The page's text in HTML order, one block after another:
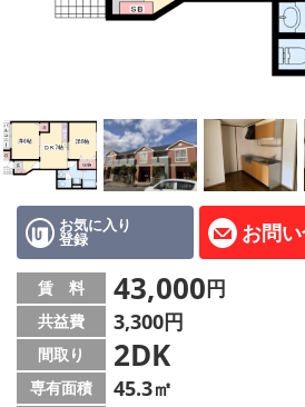
◆新築物件の新設備で快適♪◆
地域から探す
地図から探す
スタッフ紹介
Instagram
店舗情報·アクセス
会社概要
お気に入り
登録 お問
賃 料 43,000円
共益費 3,300円
間取り 2DK
専有面積 45.3㎡